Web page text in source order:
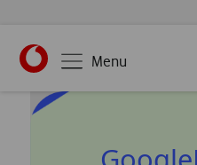
https://
Menu